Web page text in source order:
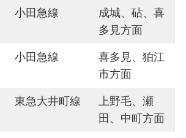
小田急線
成城、砧、喜
多見方面
小田急線
喜多見、狛江
市方面
東急大井町線
上野毛、瀬
田、中町方面